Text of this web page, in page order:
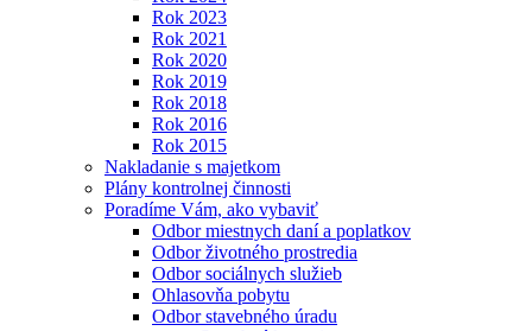
Rok 2023
Rok 2021
Rok 2020
Rok 2019
Rok 2018
Rok 2016
Rok 2015
Nakladanie s majetkom
Plány kontrolnej činnosti
Poradíme Vám, ako vybaviť
Odbor miestnych daní a poplatkov
Odbor životného prostredia
Odbor sociálnych služieb
Ohlasovňa pobytu
Odbor stavebného úradu